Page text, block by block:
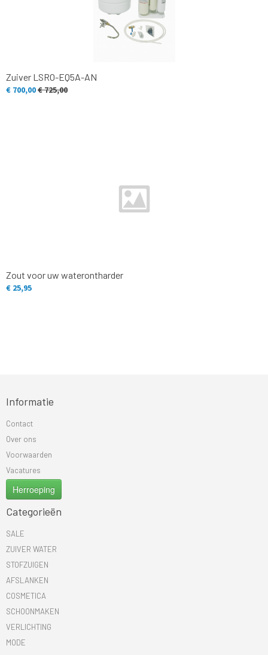
Zuiver LSRO-EQ5A-AN
€ 700,00€ 725,00
Zout voor uw waterontharder
€ 25,95
Informatie
Contact
Over ons
Voorwaarden
Vacatures
Herroeping
Categorieën
SALE
ZUIVER WATER
STOFZUIGEN
AFSLANKEN
COSMETICA
SCHOONMAKEN
VERLICHTING
MODE